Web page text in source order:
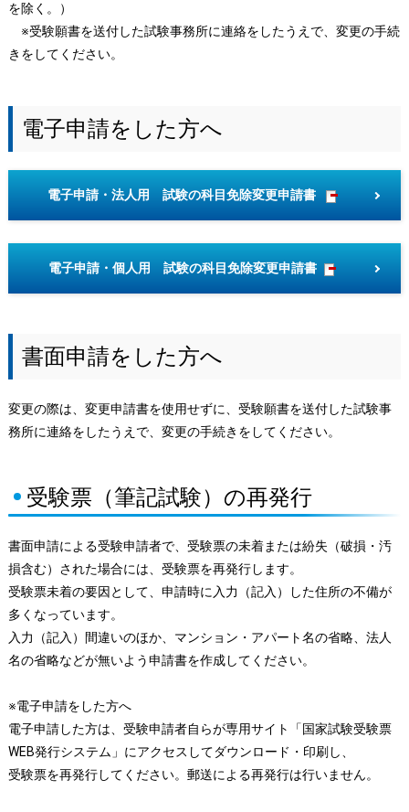
を除く。）
※受験願書を送付した試験事務所に連絡をしたうえで、変更の手続
きをしてください。
電子申請をした方へ
電子申請・法人用 試験の科目免除変更申請書
電子申請・個人用 試験の科目免除変更申請書
書面申請をした方へ
変更の際は、変更申請書を使用せずに、受験願書を送付した試験事
務所に連絡をしたうえで、変更の手続きをしてください。
受験票（筆記試験）の再発行
書面申請による受験申請者で、受験票の未着または紛失（破損・汚
損含む）された場合には、受験票を再発行します。
受験票未着の要因として、申請時に入力（記入）した住所の不備が
多くなっています。
入力（記入）間違いのほか、マンション・アパート名の省略、法人
名の省略などが無いよう申請書を作成してください。
※電子申請をした方へ
電子申請した方は、受験申請者自らが専用サイト「国家試験受験票
WEB発行システム」にアクセスしてダウンロード・印刷し、
受験票を再発行してください。郵送による再発行は行いません。